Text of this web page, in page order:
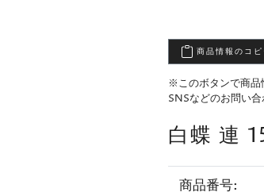
商品情報のコピ
※このボタンで商品
SNSなどのお問い合
白蝶 連
商品番号: